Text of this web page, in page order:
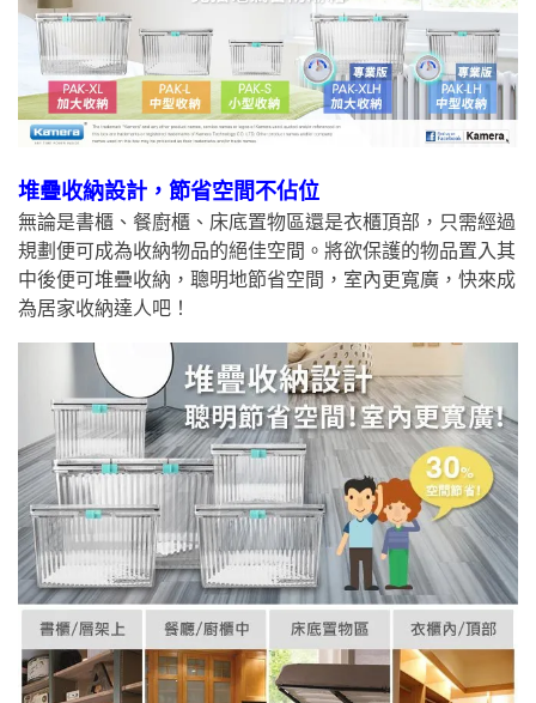
堆疊收納設計，節省空間不佔位
無論是書櫃、餐廚櫃、床底置物區還是衣櫃頂部，只需經過
規劃便可成為收納物品的絕佳空間。將欲保護的物品置入其
中後便可堆疊收納，聰明地節省空間，室內更寬廣，快來成
為居家收納達人吧！